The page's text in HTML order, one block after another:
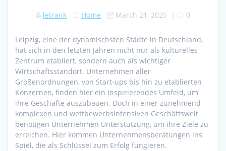
letrank Home March 21, 2025 | 0
Leipzig, eine der dynamischsten Städte in Deutschland,
hat sich in den letzten Jahren nicht nur als kulturelles
Zentrum etabliert, sondern auch als wichtiger
Wirtschaftsstandort. Unternehmen aller
Größenordnungen, von Start-ups bis hin zu etablierten
Konzernen, finden hier ein inspirierendes Umfeld, um
ihre Geschäfte auszubauen. Doch in einer zunehmend
komplexen und wettbewerbsintensiven Geschäftswelt
benötigen Unternehmen Unterstützung, um ihre Ziele zu
erreichen. Hier kommen Unternehmensberatungen ins
Spiel, die als Schlüssel zum Erfolg fungieren.